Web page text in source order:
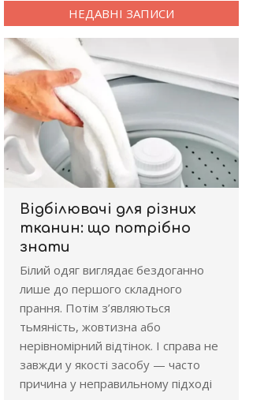
НЕДАВНІ ЗАПИСИ
Відбілювачі для різних
тканин: що потрібно
знати
Білий одяг виглядає бездоганно
лише до першого складного
прання. Потім з’являються
тьмяність, жовтизна або
нерівномірний відтінок. І справа не
завжди у якості засобу — часто
причина у неправильному підході